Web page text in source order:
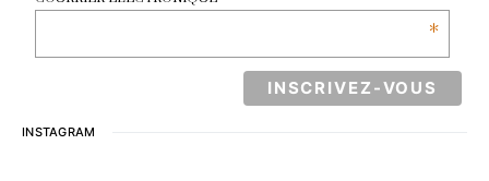
*
INSTAGRAM